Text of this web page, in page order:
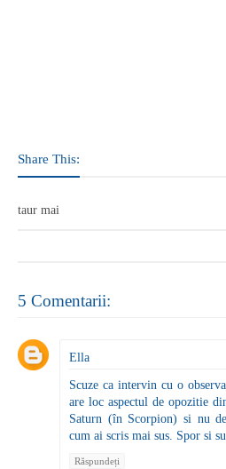
Share This:
taur mai
5 Comentarii:
Ella
Scuze ca intervin cu o
are loc aspectul de opozitie
Saturn (în Scorpion) si nu
cum ai scris mai sus. Spor si
Răspundeți